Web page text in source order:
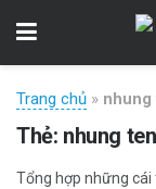
Trang chủ »
Thẻ: nhung
Tổng hợp những